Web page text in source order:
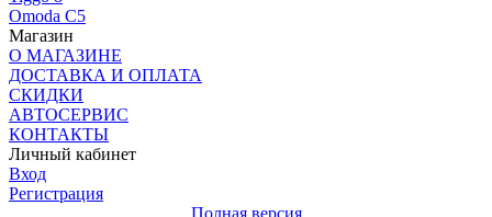
Omoda C5
Магазин
О МАГАЗИНЕ
ДОСТАВКА И ОПЛАТА
СКИДКИ
АВТОСЕРВИС
КОНТАКТЫ
Личный кабинет
Вход
Регистрация